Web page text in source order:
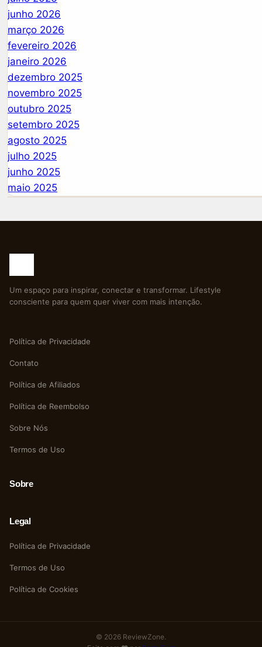
junho 2026
março 2026
fevereiro 2026
janeiro 2026
dezembro 2025
novembro 2025
outubro 2025
setembro 2025
agosto 2025
julho 2025
junho 2025
maio 2025
Um espaço para inspirar, conectar e transformar. Lifestyle
consciente para quem quer viver com mais intenção.
Política de Privacidade
Contato
Política de Afiliados
Política de Reembolso
Sobre Nós
Termos de Uso
Sobre
Legal
Política de Privacidade
Termos de Uso
Política de Cookies
© 2026 ReviewZone.